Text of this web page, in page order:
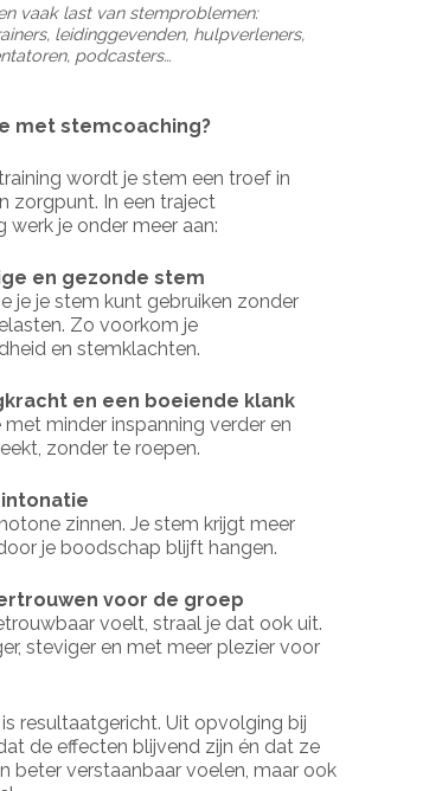
vaak last van stemproblemen:
leidinggevenden, hulpverleners,
podcasters…
met stemcoaching?
wordt je stem een troef in
zorgpunt. In een traject
werk je onder meer aan:
en gezonde stem
je je stem kunt gebruiken zonder
Zo voorkom je
en stemklachten.
en een boeiende klank
met minder inspanning verder en
zonder te roepen.
zinnen. Je stem krijgt meer
je boodschap blijft hangen.
voor de groep
voelt, straal je dat ook uit.
steviger en met meer plezier voor
resultaatgericht. Uit opvolging bij
de effecten blijvend zijn én dat ze
beter verstaanbaar voelen, maar ook